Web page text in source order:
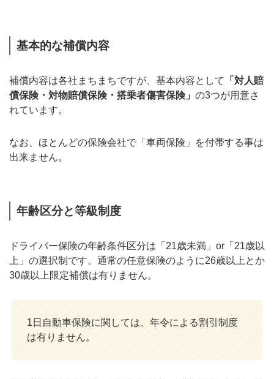
基本的な補償内容
補償内容は各社まちまちですが、基本内容として
「対人賠
償保険・対物賠償保険・搭乗者傷害保険」 の3つが用意さ
れています。
なお、ほとんどの保険会社で「車両保険」を付帯する事は
出来ません。
年齢区分と等級制度
ドライバー保険の年齢条件区分は「21歳未満」or「21歳以
上」の選択制です。通常の任意保険のように26歳以上とか
30歳以上限定補償は有りません。
1日自動車保険に関しては、年令による割引制度
は有りません。